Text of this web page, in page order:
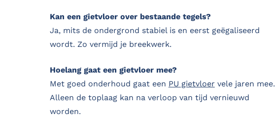
Kan een gietvloer over bestaande tegels?
Ja, mits de ondergrond stabiel is en eerst geëgaliseerd
wordt. Zo vermijd je breekwerk.
Hoelang gaat een gietvloer mee?
Met goed onderhoud gaat een PU gietvloer vele jaren mee.
Alleen de toplaag kan na verloop van tijd vernieuwd
worden.